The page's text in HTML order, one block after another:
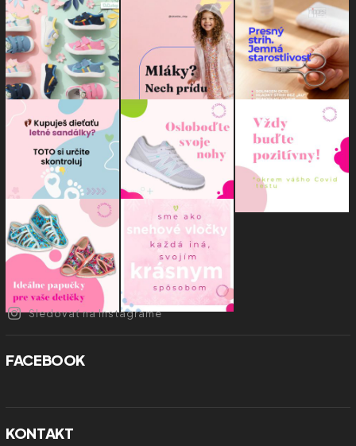
Sledovať na Instagrame
FACEBOOK
KONTAKT